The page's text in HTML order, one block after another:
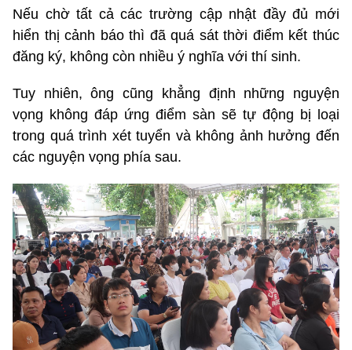
Nếu chờ tất cả các trường cập nhật đầy đủ mới
hiển thị cảnh báo thì đã quá sát thời điểm kết thúc
đăng ký, không còn nhiều ý nghĩa với thí sinh.
Tuy nhiên, ông cũng khẳng định những nguyện
vọng không đáp ứng điểm sàn sẽ tự động bị loại
trong quá trình xét tuyển và không ảnh hưởng đến
các nguyện vọng phía sau.